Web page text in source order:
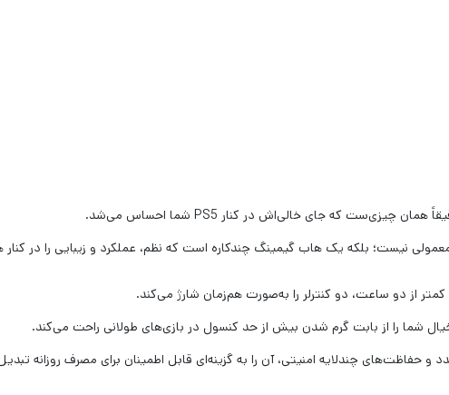
نیست؛ بلکه یک هاب گیمینگ چندکاره است که نظم، عملکرد و زیبایی را در
شما را از بابت گرم شدن بیش از حد کنسول در بازی‌های طولانی راحت می‌کند.